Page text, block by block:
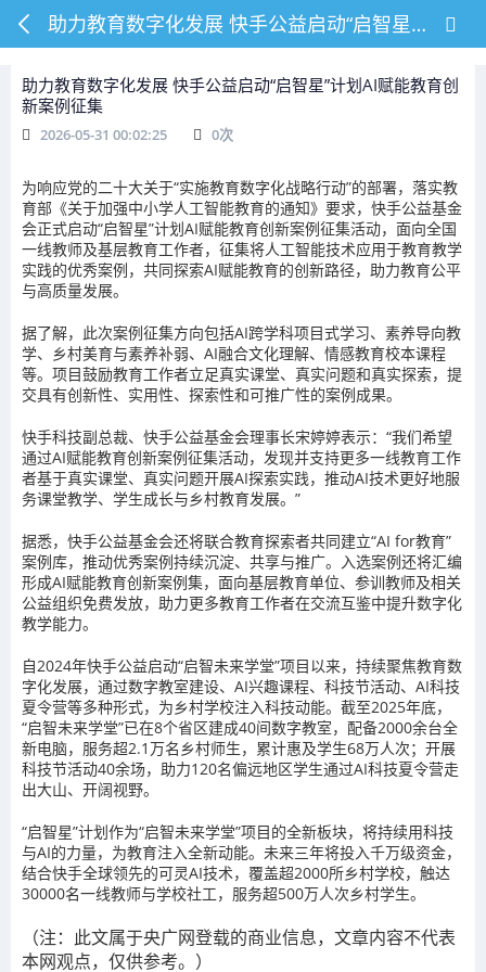
助力教育数字化发展 快手公益启动“启智星”计划AI赋能教育创新案例征集
助力教育数字化发展 快手公益启动“启智星”计划AI赋能教育创
新案例征集
2026-05-31 00:02:25 0次
为响应党的二十大关于“实施教育数字化战略行动”的部署，落实教
育部《关于加强中小学人工智能教育的通知》要求，快手公益基金
会正式启动“启智星”计划AI赋能教育创新案例征集活动，面向全国
一线教师及基层教育工作者，征集将人工智能技术应用于教育教学
实践的优秀案例，共同探索AI赋能教育的创新路径，助力教育公平
与高质量发展。
据了解，此次案例征集方向包括AI跨学科项目式学习、素养导向教
学、乡村美育与素养补弱、AI融合文化理解、情感教育校本课程
等。项目鼓励教育工作者立足真实课堂、真实问题和真实探索，提
交具有创新性、实用性、探索性和可推广性的案例成果。
快手科技副总裁、快手公益基金会理事长宋婷婷表示：“我们希望
通过AI赋能教育创新案例征集活动，发现并支持更多一线教育工作
者基于真实课堂、真实问题开展AI探索实践，推动AI技术更好地服
务课堂教学、学生成长与乡村教育发展。”
据悉，快手公益基金会还将联合教育探索者共同建立“AI for教育”
案例库，推动优秀案例持续沉淀、共享与推广。入选案例还将汇编
形成AI赋能教育创新案例集，面向基层教育单位、参训教师及相关
公益组织免费发放，助力更多教育工作者在交流互鉴中提升数字化
教学能力。
自2024年快手公益启动“启智未来学堂”项目以来，持续聚焦教育数
字化发展，通过数字教室建设、AI兴趣课程、科技节活动、AI科技
夏令营等多种形式，为乡村学校注入科技动能。截至2025年底，
“启智未来学堂”已在8个省区建成40间数字教室，配备2000余台全
新电脑，服务超2.1万名乡村师生，累计惠及学生68万人次；开展
科技节活动40余场，助力120名偏远地区学生通过AI科技夏令营走
出大山、开阔视野。
“启智星”计划作为“启智未来学堂”项目的全新板块，将持续用科技
与AI的力量，为教育注入全新动能。未来三年将投入千万级资金，
结合快手全球领先的可灵AI技术，覆盖超2000所乡村学校，触达
30000名一线教师与学校社工，服务超500万人次乡村学生。
（注：此文属于央广网登载的商业信息，文章内容不代表
本网观点，仅供参考。）